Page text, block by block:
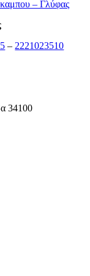
– Γλύφας
– 2221023510
34100